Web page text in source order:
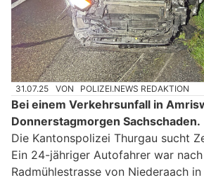
31.07.25 VON POLIZEI.NEWS REDAKTION
Bei einem Verkehrsunfall in
Donnerstagmorgen Sachschaden.
Die Kantonspolizei Thurgau sucht
Ein 24-jähriger Autofahrer war
Radmühlestrasse von Niederaach